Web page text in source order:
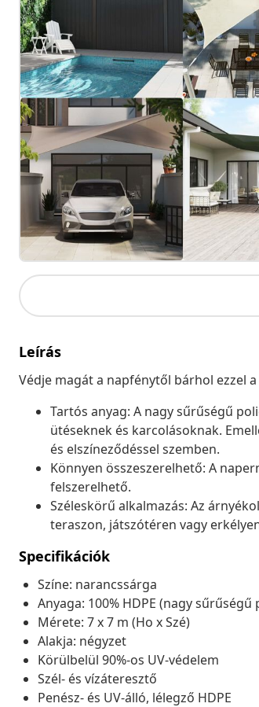
Leírás
Védje magát a napfénytől bárhol ezzel
Tartós anyag: A nagy sűrűségű
ütéseknek és karcolásoknak.
és elszíneződéssel szemben.
Könnyen összeszerelhető: A
felszerelhető.
Széleskörű alkalmazás: Az
teraszon, játszótéren vagy
Specifikációk
Színe: narancssárga
Anyaga: 100% HDPE (nagy sűrűségű
Mérete: 7 x 7 m (Ho x Szé)
Alakja: négyzet
Körülbelül 90%-os UV-védelem
Szél- és vízáteresztő
Penész- és UV-álló, lélegző HDPE